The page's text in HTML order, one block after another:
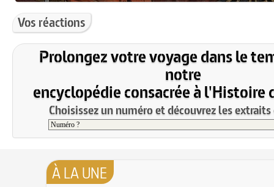
Vos réactions
Prolongez votre voyage dans le
notre
encyclopédie consacrée à l'Histoire
Choisissez un numéro et découvrez les
À LA UNE